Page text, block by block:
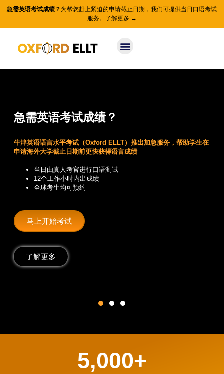
急需英语考试成绩？ 为帮您赶上紧迫的申请截止日期，我们可提供当日口语考试
服务。
了解更多 →
急需英语考试成绩？
牛津英语语言水平考试（Oxford ELLT）推出加急服务，帮助学生在
申请海外大学截止日期前更快获得语言成绩
当日由真人考官进行口语测试
12个工作小时内出成绩
全球考生均可预约
马上开始考试
了解更多
5,000+